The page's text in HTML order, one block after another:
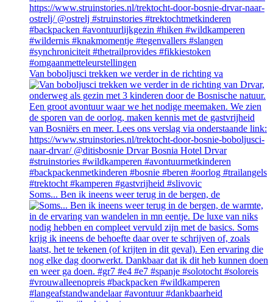
Van boboljusci trekken we verder in de richting va
Soms... Ben ik ineens weer terug in de bergen, de